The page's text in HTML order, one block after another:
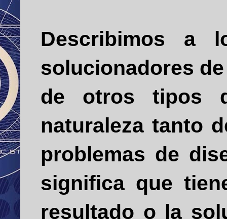
Describimos a
solucionadores
de otros tipos
naturaleza tanto
problemas de
significa que
resultado o la